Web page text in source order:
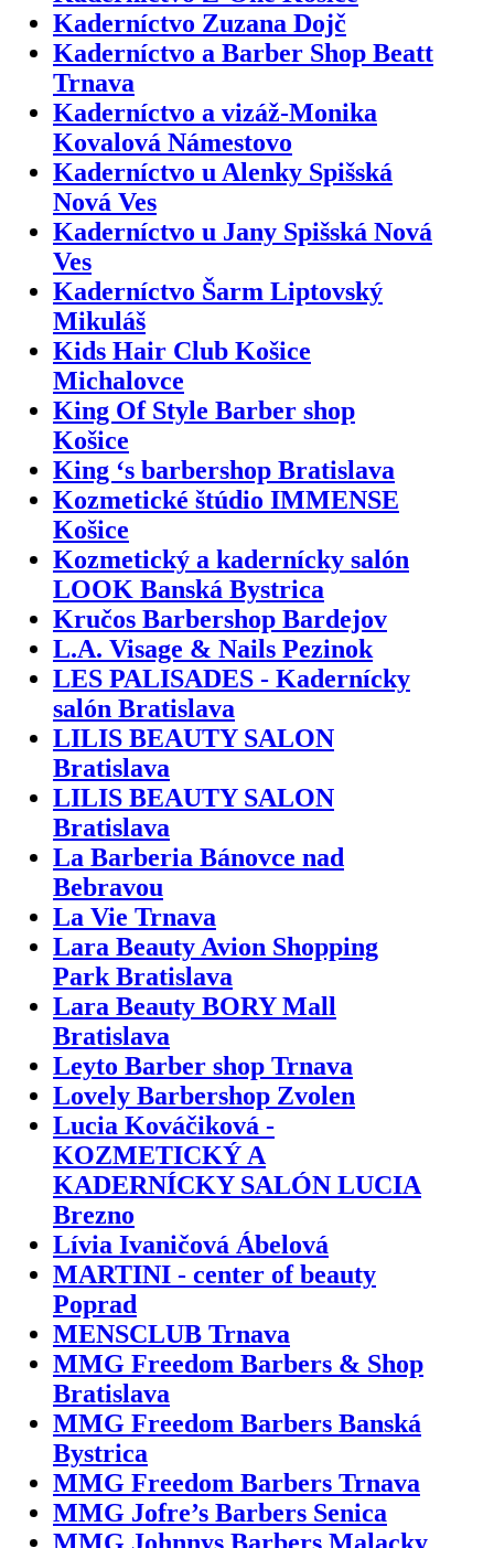
Kaderníctvo Zuzana Dojč
Kaderníctvo a Barber Shop Beatt
Trnava
Kaderníctvo a vizáž-Monika
Kovalová Námestovo
Kaderníctvo u Alenky Spišská
Nová Ves
Kaderníctvo u Jany Spišská Nová
Ves
Kaderníctvo Šarm Liptovský
Mikuláš
Kids Hair Club Košice
Michalovce
King Of Style Barber shop
Košice
King ‘s barbershop Bratislava
Kozmetické štúdio IMMENSE
Košice
Kozmetický a kadernícky salón
LOOK Banská Bystrica
Kručos Barbershop Bardejov
L.A. Visage & Nails Pezinok
LES PALISADES - Kadernícky
salón Bratislava
LILIS BEAUTY SALON
Bratislava
LILIS BEAUTY SALON
Bratislava
La Barberia Bánovce nad
Bebravou
La Vie Trnava
Lara Beauty Avion Shopping
Park Bratislava
Lara Beauty BORY Mall
Bratislava
Leyto Barber shop Trnava
Lovely Barbershop Zvolen
Lucia Kováčiková -
KOZMETICKÝ A
KADERNÍCKY SALÓN LUCIA
Brezno
Lívia Ivaničová Ábelová
MARTINI - center of beauty
Poprad
MENSCLUB Trnava
MMG Freedom Barbers & Shop
Bratislava
MMG Freedom Barbers Banská
Bystrica
MMG Freedom Barbers Trnava
MMG Jofre’s Barbers Senica